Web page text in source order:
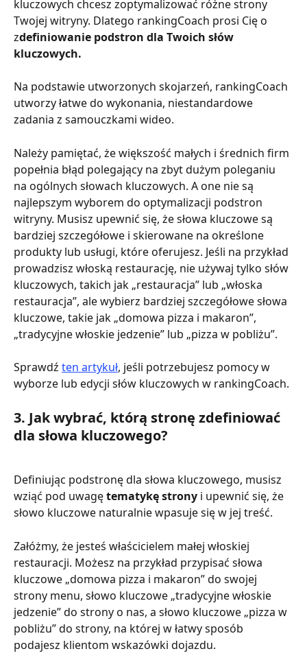
kluczowych chcesz zoptymalizować różne strony
Twojej witryny. Dlatego rankingCoach prosi Cię o
zdefiniowanie podstron dla Twoich słów
kluczowych.
Na podstawie utworzonych skojarzeń, rankingCoach
utworzy łatwe do wykonania, niestandardowe
zadania z samouczkami wideo.
Należy pamiętać, że większość małych i średnich firm
popełnia błąd polegający na zbyt dużym poleganiu
na ogólnych słowach kluczowych. A one nie są
najlepszym wyborem do optymalizacji podstron
witryny. Musisz upewnić się, że słowa kluczowe są
bardziej szczegółowe i skierowane na określone
produkty lub usługi, które oferujesz. Jeśli na przykład
prowadzisz włoską restaurację, nie używaj tylko słów
kluczowych, takich jak „restauracja” lub „włoska
restauracja”, ale wybierz bardziej szczegółowe słowa
kluczowe, takie jak „domowa pizza i makaron”,
„tradycyjne włoskie jedzenie” lub „pizza w pobliżu”.
Sprawdź ten artykuł, jeśli potrzebujesz pomocy w
wyborze lub edycji słów kluczowych w rankingCoach.
3. Jak wybrać, którą stronę zdefiniować
dla słowa kluczowego?
Definiując podstronę dla słowa kluczowego, musisz
wziąć pod uwagę tematykę strony i upewnić się, że
słowo kluczowe naturalnie wpasuje się w jej treść.
Załóżmy, że jesteś właścicielem małej włoskiej
restauracji. Możesz na przykład przypisać słowa
kluczowe „domowa pizza i makaron” do swojej
strony menu, słowo kluczowe „tradycyjne włoskie
jedzenie” do strony o nas, a słowo kluczowe „pizza w
pobliżu” do strony, na której w łatwy sposób
podajesz klientom wskazówki dojazdu.